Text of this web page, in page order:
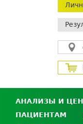
АНАЛИЗЫ И
Анализы и
ПАЦИЕНТАМ